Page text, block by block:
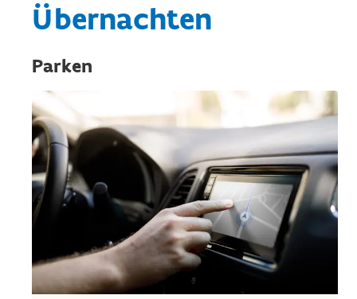
Übernachten
Parken